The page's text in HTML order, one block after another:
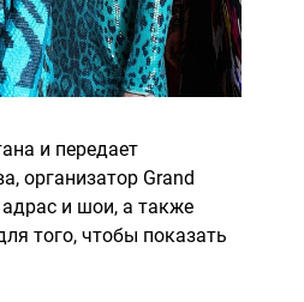
и передает
организатор Grand
адрас и шои, а также
того, чтобы показать